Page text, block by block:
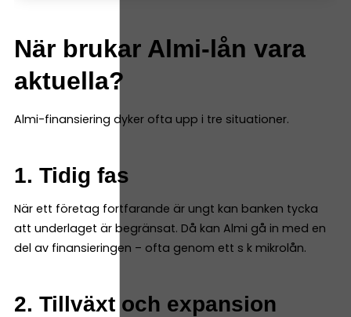
När brukar Almi-lån vara
aktuella?
Almi-finansiering dyker ofta upp i tre situationer.
1. Tidig fas
När ett företag fortfarande är ungt kan banken tycka
att underlaget är begränsat. Då kan Almi gå in med en
del av finansieringen – ofta genom ett s k mikrolån.
2. Tillväxt och expansion